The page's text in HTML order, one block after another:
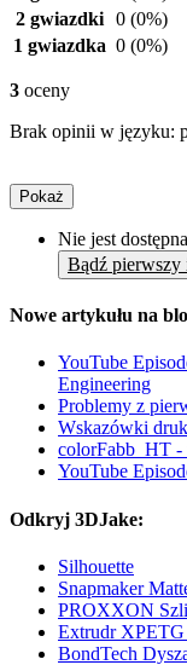
2 gwiazdki 0 (0%)
1 gwiazdka 0 (0%)
3 oceny
Brak opinii w języku:
Pokaż
Nie jest
Bądź pierwszy
Nowe artykułu na
YouTube
Engineering
Problemy z
Wskazówki
colorFabb_HT -
YouTube
Odkryj 3DJake:
Silhouette
Snapmaker
PROXXON
Extrudr XPETG
BondTech